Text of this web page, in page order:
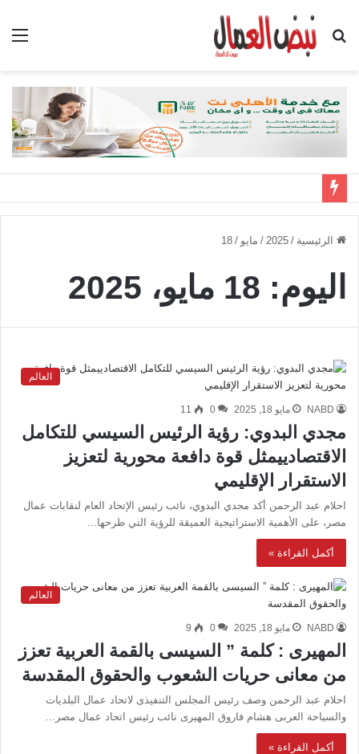
بحث
الرئيسية /
2025
/ مايو /
18
اليوم: 18 مايو، 2025
العالم
NABD مايو 18, 2025 0
11
مجدي البدوي: رؤية الرئيس السيسي للتكامل
الاقتصادييمثل قوة دافعة محورية لتعزيز
الاستقرار الإقليمي
احلام عبد الرحمن أكد مجدي البدوي، نائب رئيس الإتحاد العام لنقابات عمال
مصر، على الأهمية الاستراتيجية العميقة للرؤية التي طرحها…
أكمل القراءة »
العالم
NABD مايو 18, 2025 0
9
المهيرى : كلمة ” السيسى بالقمة العربية تعزز
من معانى حريات الشعوب والحقوق المقدسة
احلام عبد الرحمن وصف رئيس المجلس التنفيذى لاتحاد عمال البلديات
والسياحة العربى هشام فاروق المهيرى نائب رئيس اتحاد عمال مصر…
أكمل القراءة »